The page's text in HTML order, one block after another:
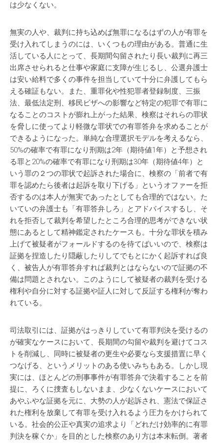
は少なくない。
無実の人や、裁判に持ち込めば無罪になるはずの人が有罪を
受け入れてしまうのには、いくつもの理由がある。普通に生
活している人にとって、長期間勾留されたり長い裁判に再三
出席させられると仕事や家庭に支障が生じるし、公選弁護士
は安い給料で多くの事件を担当していて十分に弁護してもら
える確証もない。また、重罪化や性犯罪者登録制度、三振
法、最低法定刑、移民ビザへの影響など特定の犯罪で有罪に
なることのコストが膨れ上がった結果、検察はそれらの罪状
を脅しに使ってより軽微な罪状での有罪答弁を求めることが
できるようになった。単純な合理選択モデルを考えるなら、
50%の確率で有罪になり刑期は2年（期待値1年）と予想され
る罪と20%の確率で有罪になり刑期は30年（期待値4年）と
いう罪の２つの罪状で起訴された場合に、検察の「前者で有
罪を認めたら後者は起訴を取り下げる」というオファーを拒
否するのは本人が無実であったとしても合理的ではない。た
いていの弁護士も「有罪答弁しろ」とアドバイスするし、そ
れを拒否して裁判を希望したところ合理的思考ができない状
態にあるとして精神鑑定されたケースも。十分な罪状を積み
上げて被疑者がフォールドするのを待てばいいので、検察は
証拠を捏造したり隠蔽したりしてでもとにかく起訴すれば良
く、被告人が有罪答弁すれば裁判とはならないので証拠の不
備は問題とされない。このようにして被疑者の裁判を受ける
権利や自分に対する証拠や証人に対して反証する権利が奪わ
れている。
司法取引には、証拠がはっきりしていて有罪判決を受けるの
が確実なケースにおいて、長期間の勾留や裁判を避けてコス
トを削減し、同時に被疑者の更生や必要なら支援措置に早く
つなげる、というメリットのある使いみちもある。しかし現
実には、ほとんどの刑事事件が有罪答弁で決着することを前
提に、ろくに捜査もしないまま、少なくないケースにおいて
あやふやな証拠を元に、大勢の人が起訴され、憲法で保証さ
れた権利を放棄して有罪を受け入れるよう圧力をかけられて
いる。社会的公正や真実の追求より「どれだけ効率的に有罪
判決を稼ぐか」を目的とした検察のあり方は本末転倒。著者